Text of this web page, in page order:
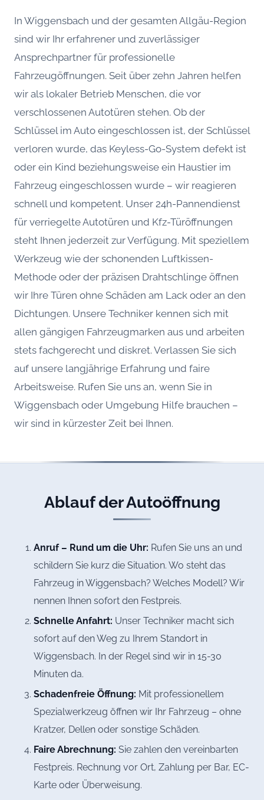
In Wiggensbach und der gesamten Allgäu-Region
sind wir Ihr erfahrener und zuverlässiger
Ansprechpartner für professionelle
Fahrzeugöffnungen. Seit über zehn Jahren helfen
wir als lokaler Betrieb Menschen, die vor
verschlossenen Autotüren stehen. Ob der
Schlüssel im Auto eingeschlossen ist, der Schlüssel
verloren wurde, das Keyless-Go-System defekt ist
oder ein Kind beziehungsweise ein Haustier im
Fahrzeug eingeschlossen wurde – wir reagieren
schnell und kompetent. Unser 24h-Pannendienst
für verriegelte Autotüren und Kfz-Türöffnungen
steht Ihnen jederzeit zur Verfügung. Mit speziellem
Werkzeug wie der schonenden Luftkissen-
Methode oder der präzisen Drahtschlinge öffnen
wir Ihre Türen ohne Schäden am Lack oder an den
Dichtungen. Unsere Techniker kennen sich mit
allen gängigen Fahrzeugmarken aus und arbeiten
stets fachgerecht und diskret. Verlassen Sie sich
auf unsere langjährige Erfahrung und faire
Arbeitsweise. Rufen Sie uns an, wenn Sie in
Wiggensbach oder Umgebung Hilfe brauchen –
wir sind in kürzester Zeit bei Ihnen.
Ablauf der Autoöffnung
Anruf – Rund um die Uhr: Rufen Sie uns an und
schildern Sie kurz die Situation. Wo steht das
Fahrzeug in Wiggensbach? Welches Modell? Wir
nennen Ihnen sofort den Festpreis.
Schnelle Anfahrt: Unser Techniker macht sich
sofort auf den Weg zu Ihrem Standort in
Wiggensbach. In der Regel sind wir in 15-30
Minuten da.
Schadenfreie Öffnung: Mit professionellem
Spezialwerkzeug öffnen wir Ihr Fahrzeug – ohne
Kratzer, Dellen oder sonstige Schäden.
Faire Abrechnung: Sie zahlen den vereinbarten
Festpreis. Rechnung vor Ort, Zahlung per Bar, EC-
Karte oder Überweisung.